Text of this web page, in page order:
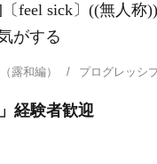
feel sick〕((無人
がする
露和編） プログレッシ
経験者歓迎